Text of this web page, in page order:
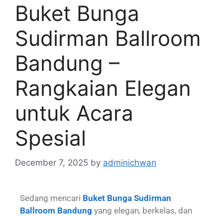
Buket Bunga
Sudirman Ballroom
Bandung –
Rangkaian Elegan
untuk Acara
Spesial
December 7, 2025 by adminichwan
Sedang mencari Buket Bunga Sudirman
Ballroom Bandung yang elegan, berkelas, dan